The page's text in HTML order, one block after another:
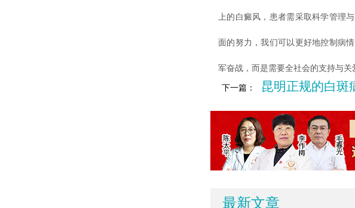
上的白癜风，患者需采取科学管理
面的努力，我们可以更好地控制病
军奋战，而是需要全社会的支持与关
下一篇： 昆明正规的白斑
最新文章